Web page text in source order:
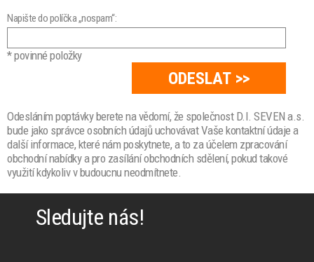
Napište do políčka „nospam“:
* povinné položky
Odesláním poptávky berete na vědomí, že společnost D.I. SEVEN a.s.
bude jako správce osobních údajů uchovávat Vaše kontaktní údaje a
další informace, které nám poskytnete, a to za účelem zpracování
obchodní nabídky a pro zasílání obchodních sdělení, pokud takové
využití kdykoliv v budoucnu neodmítnete.
Sledujte nás!